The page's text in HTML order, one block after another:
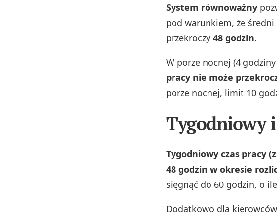
System równoważny
pod warunkiem, że
przekroczy 48 godzin.
W porze nocnej (4
pracy nie może
porze nocnej, limit 10
Tygodniowy
Tygodniowy czas pracy
48 godzin w okresie
sięgnąć do 60 godzin, o
Dodatkowo dla